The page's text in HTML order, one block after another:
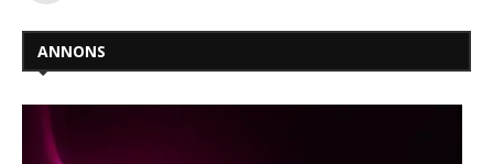
ANNONS